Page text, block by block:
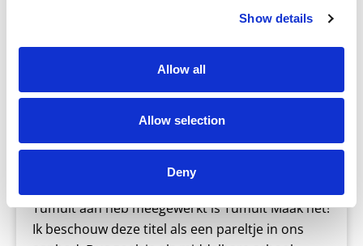
Show details
Allow all
Allow selection
Deny
Blog
Tumult aan heb meegewerkt is Tumult Maak het!
Ik beschouw deze titel als een pareltje in ons